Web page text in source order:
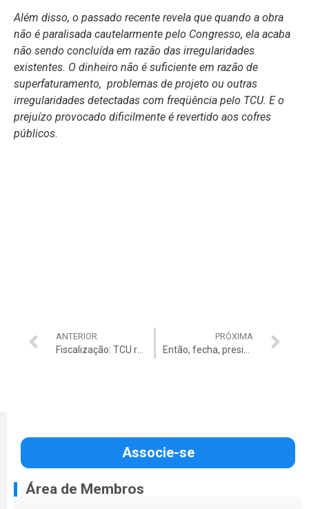
Além disso, o passado recente revela que quando a obra
não é paralisada cautelarmente pelo Congresso, ela acaba
não sendo concluída em razão das irregularidades
existentes. O dinheiro não é suficiente em razão de
superfaturamento, problemas de projeto ou outras
irregularidades detectadas com freqüência pelo TCU. E o
prejuízo provocado dificilmente é revertido aos cofres
públicos.
ANTERIOR PRÓXIMA
Associe-se
Área de Membros